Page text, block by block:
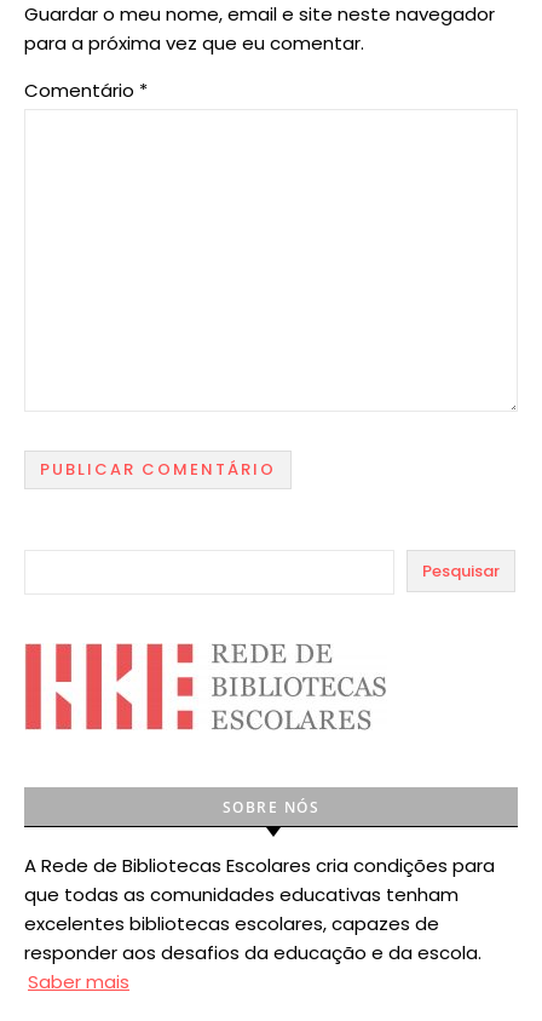
Guardar o meu nome, email e site neste navegador
para a próxima vez que eu comentar.
Comentário *
Pesquisar
SOBRE NÓS
A Rede de Bibliotecas Escolares cria condições para
que todas as comunidades educativas tenham
excelentes bibliotecas escolares, capazes de
responder aos desafios da educação e da escola.
Saber mais